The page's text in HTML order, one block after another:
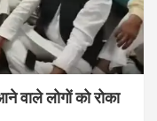
वाले लोगों को रोका